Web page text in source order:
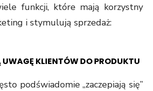
funkcji, które mają korzystny
i stymulują sprzedaż:
KLIENTÓW DO PRODUKTU
podświadomie „zaczepiają się”